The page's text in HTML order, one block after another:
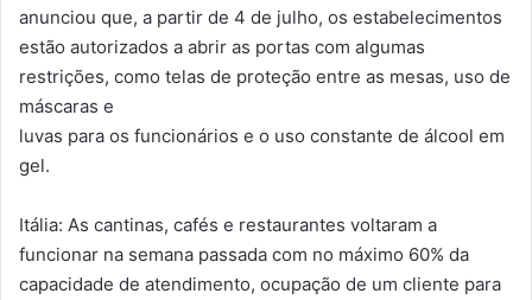
anunciou que, a partir de 4 de julho, os estabelecimentos
estão autorizados a abrir as portas com algumas
restrições, como telas de proteção entre as mesas, uso de
máscaras e
luvas para os funcionários e o uso constante de álcool em
gel.
Itália: As cantinas, cafés e restaurantes voltaram a
funcionar na semana passada com no máximo 60% da
capacidade de atendimento, ocupação de um cliente para